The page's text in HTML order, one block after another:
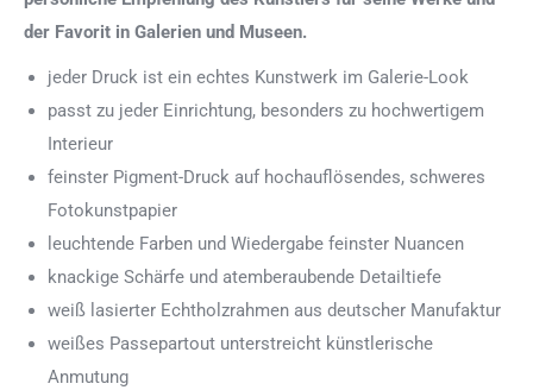
der Favorit in Galerien und Museen.
jeder Druck ist ein echtes Kunstwerk im Galerie-Look
passt zu jeder Einrichtung, besonders zu hochwertigem
Interieur
feinster Pigment-Druck auf hochauflösendes, schweres
Fotokunstpapier
leuchtende Farben und Wiedergabe feinster Nuancen
knackige Schärfe und atemberaubende Detailtiefe
weiß lasierter Echtholzrahmen aus deutscher Manufaktur
weißes Passepartout unterstreicht künstlerische
Anmutung